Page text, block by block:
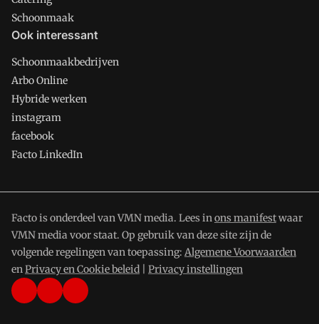
Schoonmaak
Ook interessant
Schoonmaakbedrijven
Arbo Online
Hybride werken
instagram
facebook
Facto LinkedIn
Facto is onderdeel van VMN media. Lees inons manifestwaar
VMN media voor staat. Op gebruik van deze site zijn de
volgende regelingen van toepassing: Algemene Voorwaarden
enPrivacy en Cookie beleid Privacy instellingen